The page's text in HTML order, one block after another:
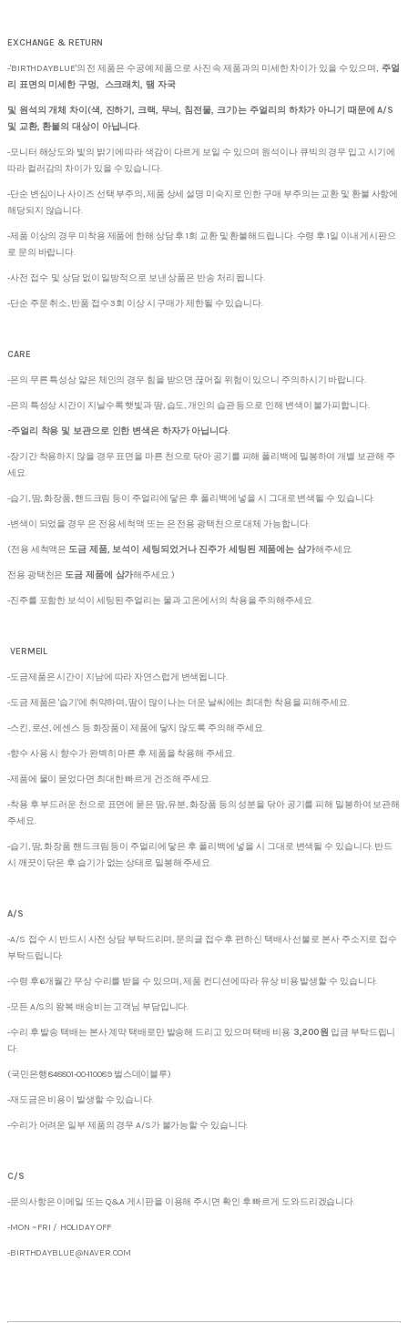
EXCHANGE & RETURN
-'BIRTHDAYBLUE'의 전 제품은 수공예 제품으로 사진 속 제품과의 미세한 차이가 있을 수 있으며, 주얼
리 표면의 미세한 구멍, 스크래치, 땜 자국
및 원석의 개체 차이(색, 진하기, 크랙, 무늬, 침전물, 크기)는 주얼리의 하차가 아니기 때문에 A/S
및 교환, 환불의 대상이 아닙니다.
-모니터 해상도와 빛의 밝기에 따라 색감이 다르게 보일 수 있으며 원석이나 큐빅의 경우 입고 시기에
따라 컬러감의 차이가 있을 수 있습니다.
-단순 변심이나 사이즈 선택 부주의, 제품 상세 설명 미숙지로 인한 구매 부주의는 교환 및 환불 사항에
해당되지 않습니다.
-제품 이상의 경우 미착용 제품에 한해 상담 후 1회 교환 및 환불해드립니다. 수령 후 1일 이내 게시판으
로 문의 바랍니다.
-사전 접수 및 상담 없이 일방적으로 보낸 상품은 반송 처리 됩니다.
-단순 주문 취소, 반품 접수 3회 이상 시 구매가 제한될 수 있습니다.
CARE
-은의 무른 특성상 얇은 체인의 경우 힘을 받으면 끊어질 위험이 있으니 주의하시기 바랍니다.
-은의 특성상 시간이 지날수록 햇빛과 땀, 습도, 개인의 습관 등으로 인해 변색이 불가피합니다.
-주얼리 착용 및 보관으로 인한 변색은 하자가 아닙니다.
-장기간 착용하지 않을 경우 표면을 마른 천으로 닦아 공기를 피해 폴리백에 밀봉하여 개별 보관해 주
세요.
-습기, 땀, 화장품, 핸드크림 등이 주얼리에 닿은 후 폴리백에 넣을 시 그대로 변색될 수 있습니다.
-변색이 되었을 경우 은 전용 세척액 또는 은 전용 광택천으로 대체 가능합니다.
(전용 세척액은도금 제품, 보석이 세팅되었거나 진주가 세팅된 제품에는 삼가해주세요.
전용 광택천은도금 제품에 삼가해주세요.)
-진주를 포함한 보석이 세팅된 주얼리는 물과 고온에서의 착용을 주의해주세요.
VERMEIL
-도금제품은 시간이 지남에 따라 자연스럽게 변색됩니다.
-도금 제품은 '습기'에 취약하며, 땀이 많이 나는 더운 날씨에는 최대한 착용을 피해주세요.
-스킨, 로션, 에센스 등 화장품이 제품에 닿지 않도록 주의해 주세요.
-향수 사용 시 향수가 완벽히 마른 후 제품을 착용해 주세요.
-제품에 물이 묻었다면 최대한 빠르게 건조해 주세요.
-착용 후 부드러운 천으로 표면에 묻은 땀, 유분, 화장품 등의 성분을 닦아 공기를 피해 밀봉하여 보관해
주세요.
-습기, 땀, 화장품 핸드크림 등이 주얼리에 닿은 후 폴리백에 넣을 시 그대로 변색될 수 있습니다. 반드
시 깨끗이 닦은 후 습기가 없는 상태로 밀봉해 주세요.
A/S
-A/S 접수 시 반드시 사전 상담 부탁드리며, 문의글 접수 후 편하신 택배사 선불로 본사 주소지로 접수
부탁드립니다.
-수령 후 6개월간 무상 수리를 받을 수 있으며, 제품 컨디션에 따라 유상 비용 발생할 수 있습니다.
-모든 A/S의 왕복 배송비는 고객님 부담입니다.
-수리 후 발송 택배는 본사 계약 택배로만 발송해 드리고 있으며 택배 비용3,200원 입금 부탁드립니
다.
(국민은행 848801-00-110089 벌스데이블루)
-재도금은 비용이 발생할 수 있습니다.
-수리가 어려운 일부 제품의 경우 A/S가 불가능할 수 있습니다.
C/S
-문의사항은 이메일 또는 Q&A 게시판을 이용해 주시면 확인 후 빠르게 도와드리겠습니다.
-MON ~ FRI / HOLIDAY OFF
-BIRTHDAYBLUE@NAVER.COM